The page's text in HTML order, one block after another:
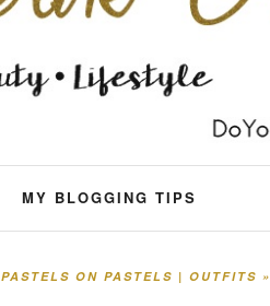
MY BLOGGING TIPS
PASTELS ON PASTELS | OUTFITS»